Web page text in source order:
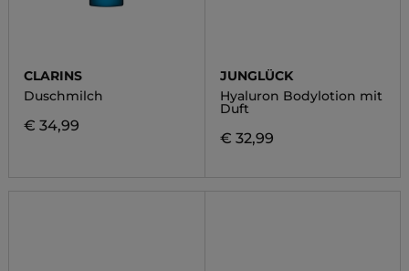
CLARINS
Duschmilch
€ 34,99
JUNGLÜCK
Hyaluron Bodylotion mit
Duft
€ 32,99